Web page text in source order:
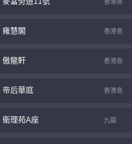
雍慧閣 香港島
傲龍軒 香港島
帝后華庭 香港島
衛理苑A座 九龍